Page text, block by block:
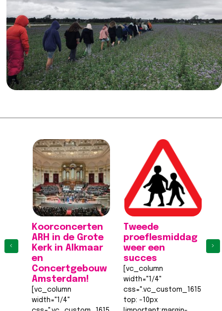
Koorconcerten
ARH in de Grote
Kerk in Alkmaar
en
Concertgebouw
Amsterdam!
[vc_column
width="1/4"
Tweede
proeflesmiddag
weer een
succes
[vc_column
width="1/4"
top: -10px
‹ ›